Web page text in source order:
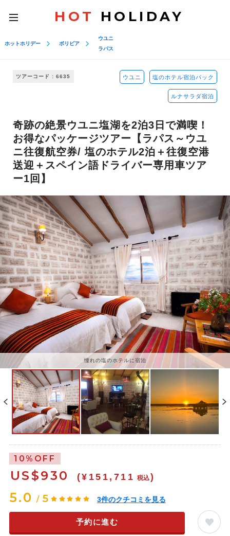
toggle
navigation
HOT HOLIDAY
ホットホリデー ボリビア
ウユニ
ラパス
ツアーコード : 6635 ウユニ 塩のホテル宿泊パック
ルナサラダ宿泊
奇跡の絶景ウユニ塩湖を2泊3日で満喫！
お得なパッケージツアー【ラパス～ウユ
ニ往復航空券/ 塩のホテル2泊＋往復空港
送迎＋スペイン語ドライバー専用車ツア
ー1回】
憧れの塩のホテルに宿泊
壁、ソファーなどに塩のブロックが使用されています
10%OFF
US$930 (¥151,711 税込)
5.0 / 5 3件のクチコミを見る
予約に進む